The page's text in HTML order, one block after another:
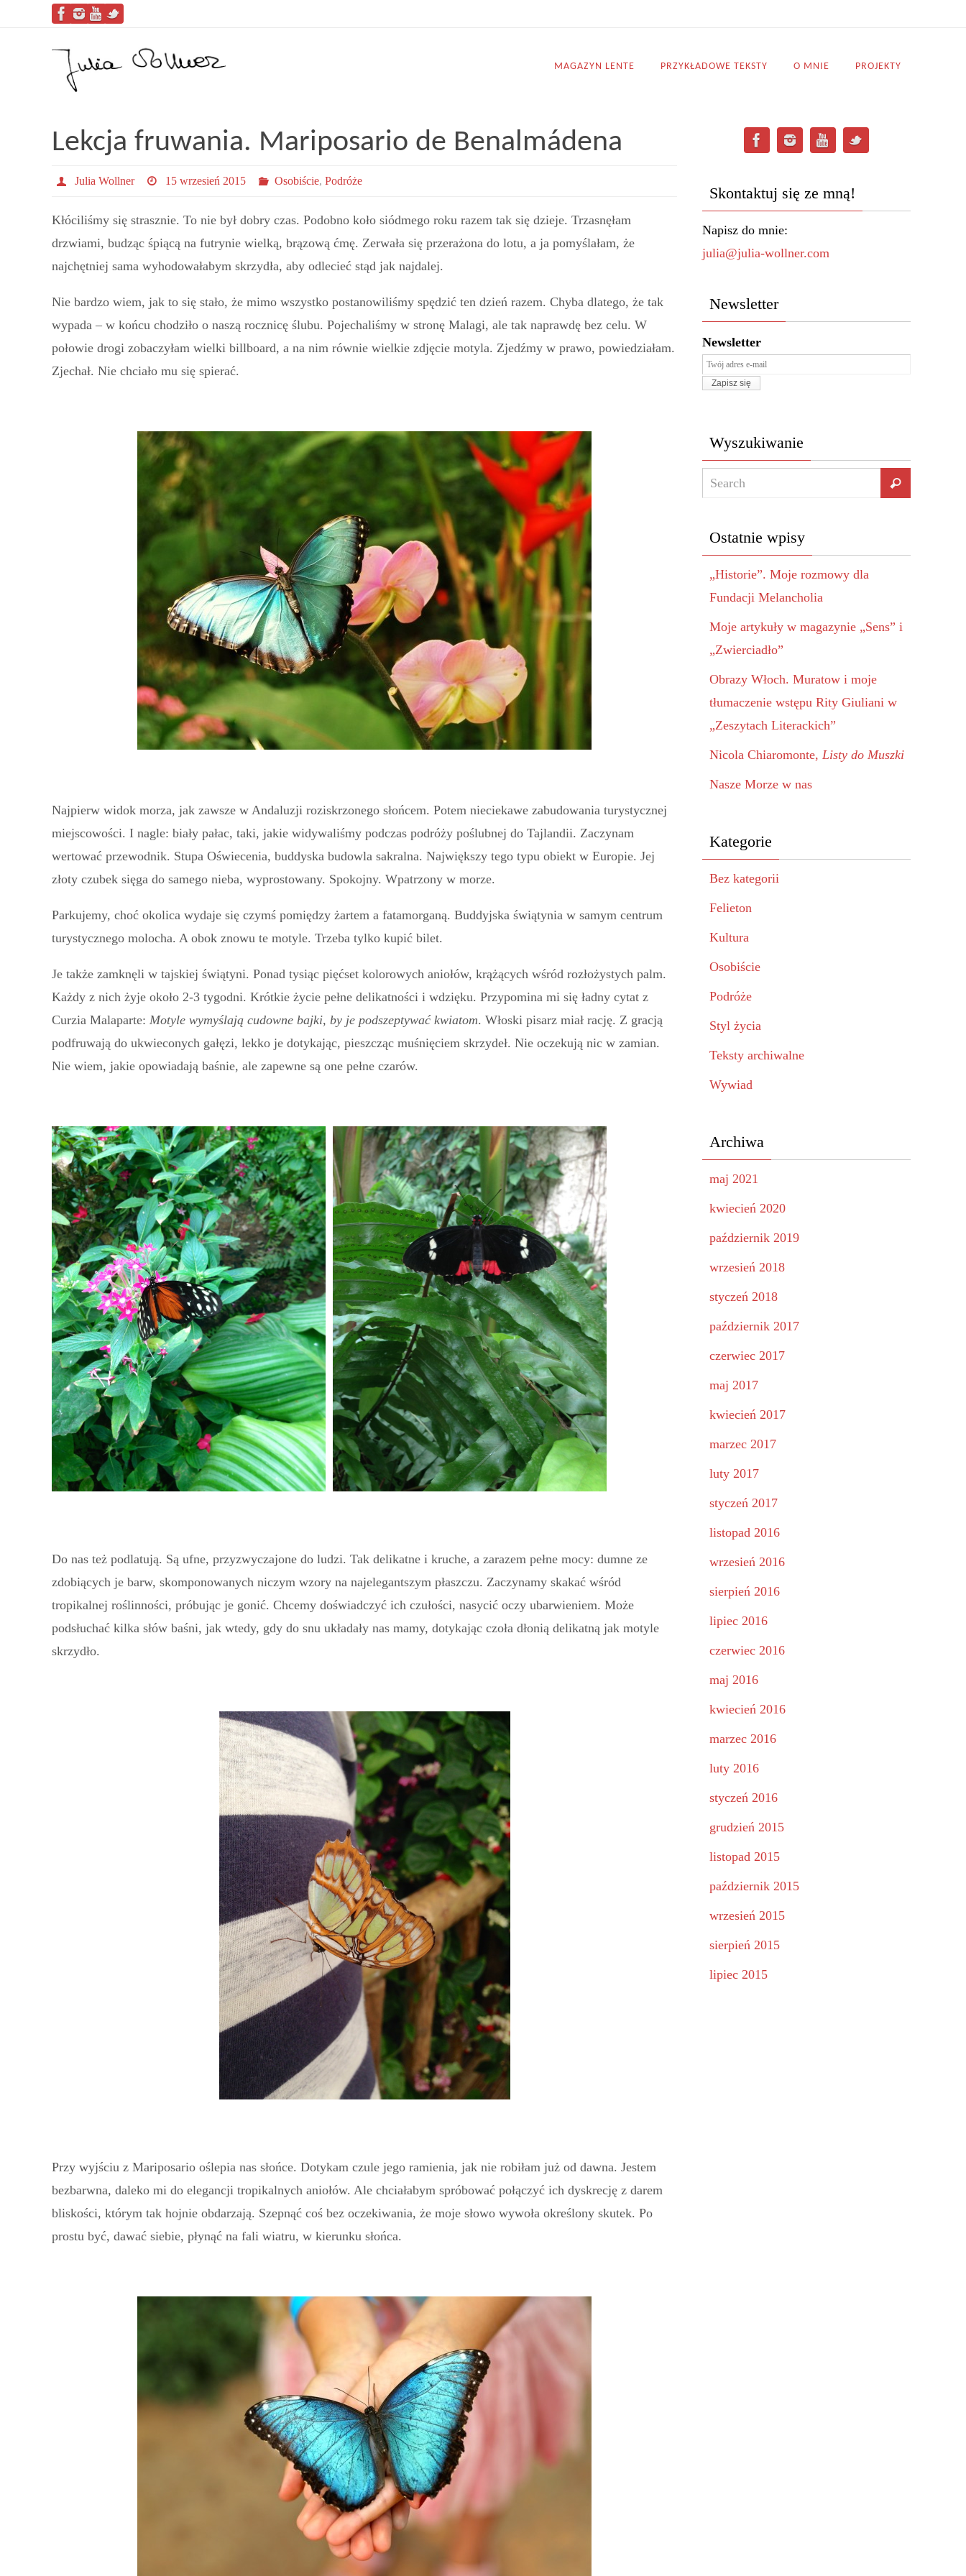
MAGAZYN LENTE PRZYKŁADOWE TEKSTY O MNIE PROJEKTY
Lekcja fruwania. Mariposario de Benalmádena
Julia Wollner 15 wrzesień 2015 Osobiście,Podróże
Kłóciliśmy się strasznie. To nie był dobry czas. Podobno koło siódmego roku razem tak się dzieje. Trzasnęłam
drzwiami, budząc śpiącą na futrynie wielką, brązową ćmę. Zerwała się przerażona do lotu, a ja pomyślałam, że
najchętniej sama wyhodowałabym skrzydła, aby odlecieć stąd jak najdalej.
Nie bardzo wiem, jak to się stało, że mimo wszystko postanowiliśmy spędzić ten dzień razem. Chyba dlatego, że tak
wypada – w końcu chodziło o naszą rocznicę ślubu. Pojechaliśmy w stronę Malagi, ale tak naprawdę bez celu. W
połowie drogi zobaczyłam wielki billboard, a na nim równie wielkie zdjęcie motyla. Zjedźmy w prawo, powiedziałam.
Zjechał. Nie chciało mu się spierać.
Najpierw widok morza, jak zawsze w Andaluzji roziskrzonego słońcem. Potem nieciekawe zabudowania turystycznej
miejscowości. I nagle: biały pałac, taki, jakie widywaliśmy podczas podróży poślubnej do Tajlandii. Zaczynam
wertować przewodnik. Stupa Oświecenia, buddyska budowla sakralna. Największy tego typu obiekt w Europie. Jej
złoty czubek sięga do samego nieba, wyprostowany. Spokojny. Wpatrzony w morze.
Parkujemy, choć okolica wydaje się czymś pomiędzy żartem a fatamorganą. Buddyjska świątynia w samym centrum
turystycznego molocha. A obok znowu te motyle. Trzeba tylko kupić bilet.
Je także zamknęli w tajskiej świątyni. Ponad tysiąc pięćset kolorowych aniołów, krążących wśród rozłożystych palm.
Każdy z nich żyje około 2-3 tygodni. Krótkie życie pełne delikatności i wdzięku. Przypomina mi się ładny cytat z
Curzia Malaparte: Motyle wymyślają cudowne bajki, by je podszeptywać kwiatom. Włoski pisarz miał rację. Z gracją
podfruwają do ukwieconych gałęzi, lekko je dotykając, pieszcząc muśnięciem skrzydeł. Nie oczekują nic w zamian.
Nie wiem, jakie opowiadają baśnie, ale zapewne są one pełne czarów.
Do nas też podlatują. Są ufne, przyzwyczajone do ludzi. Tak delikatne i kruche, a zarazem pełne mocy: dumne ze
zdobiących je barw, skomponowanych niczym wzory na najelegantszym płaszczu. Zaczynamy skakać wśród
tropikalnej roślinności, próbując je gonić. Chcemy doświadczyć ich czułości, nasycić oczy ubarwieniem. Może
podsłuchać kilka słów baśni, jak wtedy, gdy do snu układały nas mamy, dotykając czoła dłonią delikatną jak motyle
skrzydło.
Przy wyjściu z Mariposario oślepia nas słońce. Dotykam czule jego ramienia, jak nie robiłam już od dawna. Jestem
bezbarwna, daleko mi do elegancji tropikalnych aniołów. Ale chciałabym spróbować połączyć ich dyskrecję z darem
bliskości, którym tak hojnie obdarzają. Szepnąć coś bez oczekiwania, że moje słowo wywoła określony skutek. Po
prostu być, dawać siebie, płynąć na fali wiatru, w kierunku słońca.
Skontaktuj się ze mną!
Napisz do mnie:
julia@julia-wollner.com
Newsletter
Newsletter
Wyszukiwanie
Ostatnie wpisy
„Historie”. Moje rozmowy dla
Fundacji Melancholia
Moje artykuły w magazynie „Sens” i
„Zwierciadło”
Obrazy Włoch. Muratow i moje
tłumaczenie wstępu Rity Giuliani w
„Zeszytach Literackich”
Nicola Chiaromonte, Listy do Muszki
Nasze Morze w nas
Kategorie
Bez kategorii
Felieton
Kultura
Osobiście
Podróże
Styl życia
Teksty archiwalne
Wywiad
Archiwa
maj 2021
kwiecień 2020
październik 2019
wrzesień 2018
styczeń 2018
październik 2017
czerwiec 2017
maj 2017
kwiecień 2017
marzec 2017
luty 2017
styczeń 2017
listopad 2016
wrzesień 2016
sierpień 2016
lipiec 2016
czerwiec 2016
maj 2016
kwiecień 2016
marzec 2016
luty 2016
styczeń 2016
grudzień 2015
listopad 2015
październik 2015
wrzesień 2015
sierpień 2015
lipiec 2015